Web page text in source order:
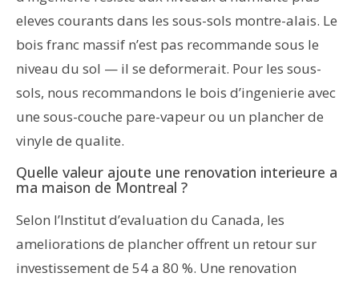
eleves courants dans les sous-sols montre-alais. Le
bois franc massif n’est pas recommande sous le
niveau du sol — il se deformerait. Pour les sous-
sols, nous recommandons le bois d’ingenierie avec
une sous-couche pare-vapeur ou un plancher de
vinyle de qualite.
Quelle valeur ajoute une renovation interieure a
ma maison de Montreal ?
Selon l’Institut d’evaluation du Canada, les
ameliorations de plancher offrent un retour sur
investissement de 54 a 80 %. Une renovation